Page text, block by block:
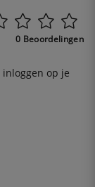
0 Beoordelingen
inloggen op je